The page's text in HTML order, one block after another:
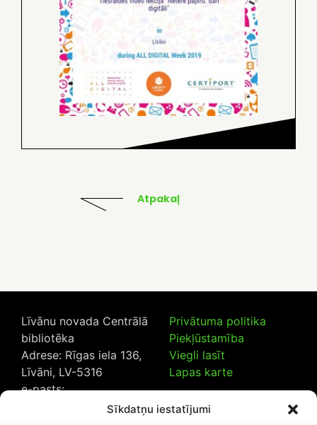
Sīkdatņu iestatījumi
Atpakaļ
Līvānu novada Centrālā
bibliotēka
Adrese: Rīgas iela 136,
Līvāni, LV-5316
e-pasts:
Privātuma politika
Piekļūstamība
Viegli lasīt
Lapas karte